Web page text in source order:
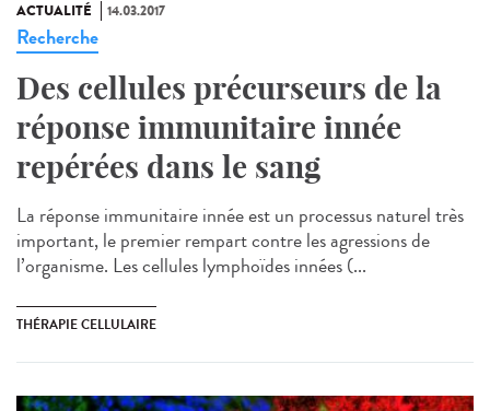
ACTUALITÉ 14.03.2017
Recherche
Des cellules précurseurs de la
réponse immunitaire innée
repérées dans le sang
La réponse immunitaire innée est un processus naturel très
important, le premier rempart contre les agressions de
l’organisme. Les cellules lymphoïdes innées (...
THÉRAPIE CELLULAIRE